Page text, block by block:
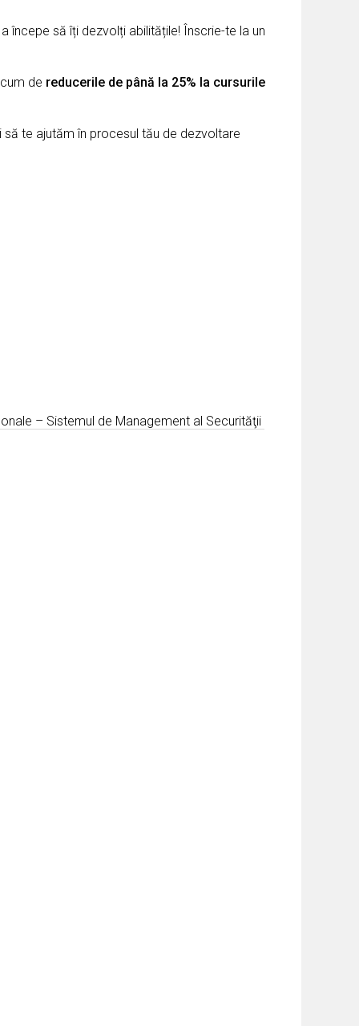
începe să îți dezvolți abilitățile! Înscrie-te la un
de reducerile de până la 25% la cursurile
te ajutăm în procesul tău de dezvoltare
– Sistemul de Management al Securităţii